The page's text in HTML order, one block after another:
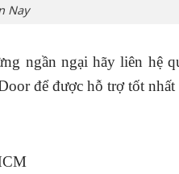
Nay
ngần ngại hãy liên hệ
để được hỗ trợ tốt nhất